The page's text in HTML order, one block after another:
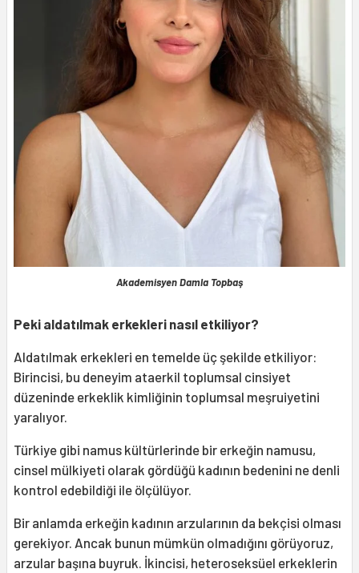
Akademisyen Damla Topbaş
Peki aldatılmak erkekleri nasıl etkiliyor?
Aldatılmak erkekleri en temelde üç şekilde etkiliyor:
Birincisi, bu deneyim ataerkil toplumsal cinsiyet
düzeninde erkeklik kimliğinin toplumsal meşruiyetini
yaralıyor.
Türkiye gibi namus kültürlerinde bir erkeğin namusu,
cinsel mülkiyeti olarak gördüğü kadının bedenini ne denli
kontrol edebildiği ile ölçülüyor.
Bir anlamda erkeğin kadının arzularının da bekçisi olması
gerekiyor. Ancak bunun mümkün olmadığını görüyoruz,
arzular başına buyruk. İkincisi, heteroseksüel erkeklerin